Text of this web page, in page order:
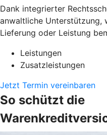
Dank integrierter
anwaltliche Unterstützung,
Lieferung oder Leistung
Leistungen
Zusatzleistungen
Jetzt Termin vereinbaren
So schützt die